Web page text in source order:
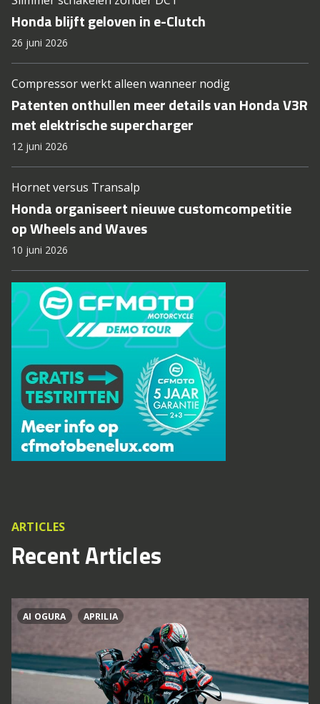
Honda blijft geloven in e-Clutch
26 juni 2026
Compressor werkt alleen wanneer nodig
Patenten onthullen meer details van Honda V3R
met elektrische supercharger
12 juni 2026
Hornet versus Transalp
Honda organiseert nieuwe customcompetitie
op Wheels and Waves
10 juni 2026
ARTICLES
Recent Articles
AI OGURA APRILIA